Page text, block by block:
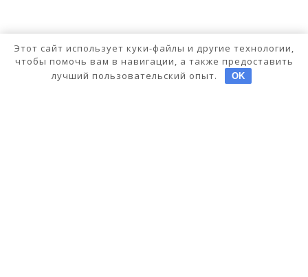
Этот сайт использует куки-файлы и другие технологии,
чтобы помочь вам в навигации, а также предоставить
лучший пользовательский опыт.
OK